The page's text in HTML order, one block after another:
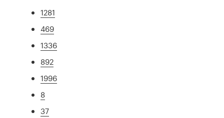
1281
469
1336
892
1996
8
37